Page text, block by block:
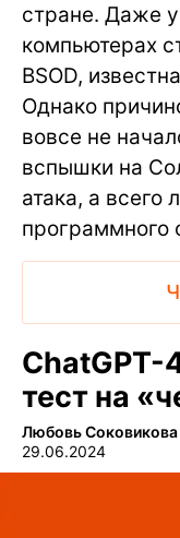
стране. Даже
компьютерах
BSOD,
Однако
вовсе не
вспышки на
атака, а всего
программного
ChatGPT-
тест на
Любовь Соковикова
29.06.2024